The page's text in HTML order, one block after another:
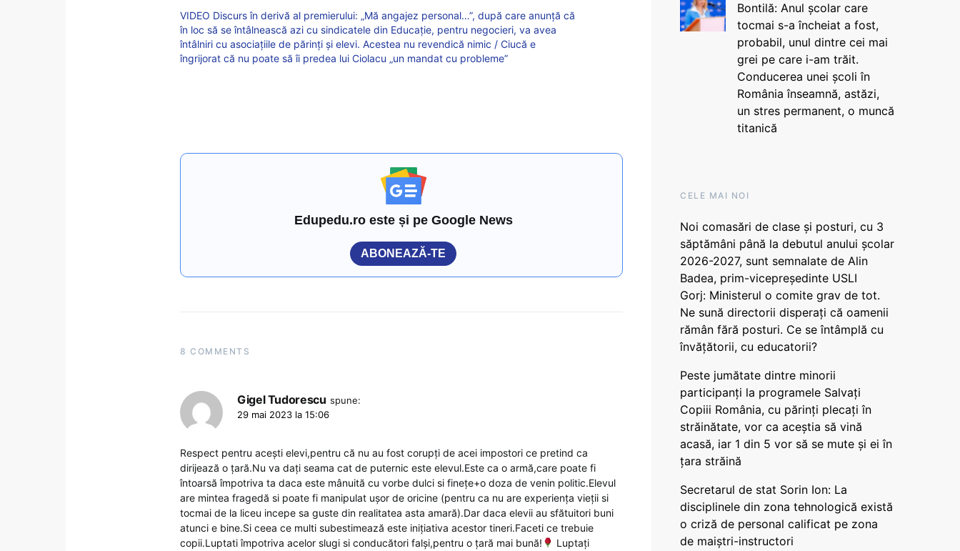
VIDEO Discurs în derivă al premierului: „Mă angajez personal…”, după care anunță că
în loc să se întâlnească azi cu sindicatele din Educație, pentru negocieri, va avea
întâlniri cu asociațiile de părinți și elevi. Acestea nu revendică nimic / Ciucă e
îngrijorat că nu poate să îi predea lui Ciolacu „un mandat cu probleme”
Edupedu.ro este și pe Google News
ABONEAZĂ-TE
8 COMMENTS
Gigel Tudorescu spune:
29 mai 2023 la 15:06
Respect pentru acești elevi,pentru că nu au fost corupți de acei impostori ce pretind ca
dirijează o țară.Nu va dați seama cat de puternic este elevul.Este ca o armă,care poate fi
întoarsă împotriva ta daca este mânuită cu vorbe dulci si finețe+o doza de venin politic.Elevul
are mintea fragedă si poate fi manipulat ușor de oricine (pentru ca nu are experiența vieții si
tocmai de la liceu incepe sa guste din realitatea asta amară).Dar daca elevii au sfătuitori buni
atunci e bine.Si ceea ce multi subestimează este inițiativa acestor tineri.Faceti ce trebuie
copii.Luptati împotriva acelor slugi si conducători falși,pentru o țară mai bună!
Luptați
Bontilă: Anul școlar care
tocmai s-a încheiat a fost,
probabil, unul dintre cei mai
grei pe care i-am trăit.
Conducerea unei școli în
România înseamnă, astăzi,
un stres permanent, o muncă
titanică
CELE MAI NOI
Noi comasări de clase și posturi, cu 3
săptămâni până la debutul anului școlar
2026-2027, sunt semnalate de Alin
Badea, prim-vicepreședinte USLI
Gorj: Ministerul o comite grav de tot.
Ne sună directorii disperați că oamenii
rămân fără posturi. Ce se întâmplă cu
învățătorii, cu educatorii?
Peste jumătate dintre minorii
participanți la programele Salvați
Copiii România, cu părinți plecați în
străinătate, vor ca aceștia să vină
acasă, iar 1 din 5 vor să se mute și ei în
țara străină
Secretarul de stat Sorin Ion: La
disciplinele din zona tehnologică există
o criză de personal calificat pe zona
de maiștri-instructori